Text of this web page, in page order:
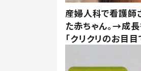
産婦人科で看護師
た赤ちゃん。→成
「クリクリのお目目